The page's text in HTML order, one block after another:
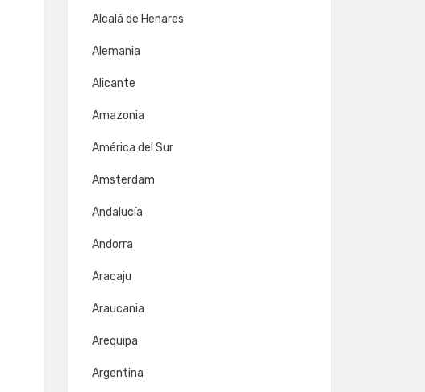
Alcalá de Henares
Alemania
Alicante
Amazonia
América del Sur
Amsterdam
Andalucía
Andorra
Aracaju
Araucania
Arequipa
Argentina